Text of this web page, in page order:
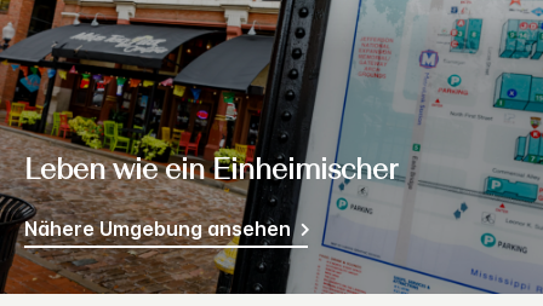
Leben wie ein Einheimischer
Nähere Umgebung ansehen